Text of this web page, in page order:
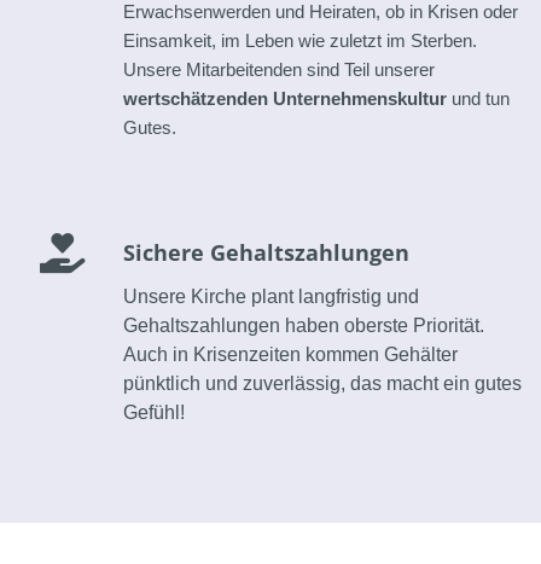
Erwachsenwerden und Heiraten, ob in Krisen oder
Einsamkeit, im Leben wie zuletzt im Sterben.
Unsere Mitarbeitenden sind Teil unserer
wertschätzenden Unternehmenskultur und tun
Gutes.
Sichere Gehaltszahlungen
Unsere Kirche plant langfristig und
Gehaltszahlungen haben oberste Priorität.
Auch in Krisenzeiten kommen Gehälter
pünktlich und zuverlässig, das macht ein gutes
Gefühl!